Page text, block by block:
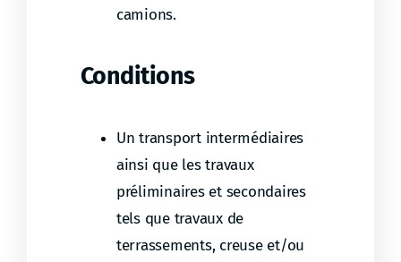
camions.
Conditions
Un transport intermédiaires
ainsi que les travaux
préliminaires et secondaires
tels que travaux de
terrassements, creuse et/ou